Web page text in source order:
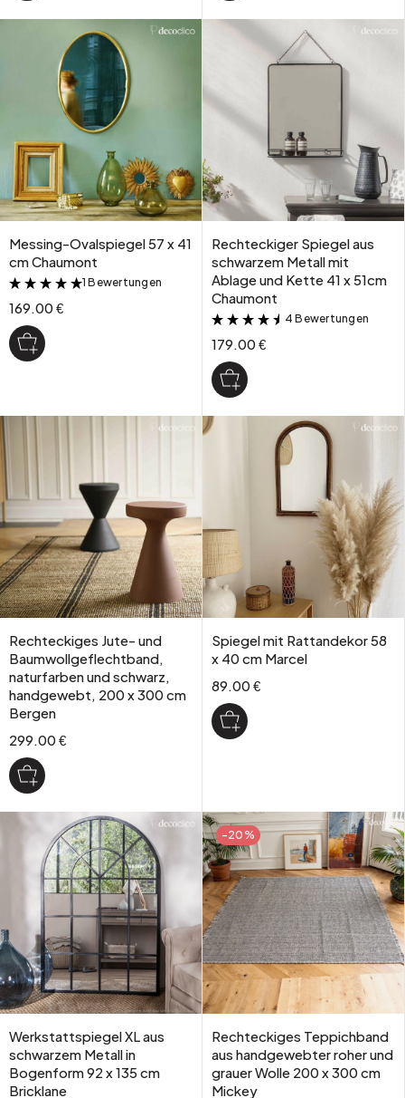
Messing-Ovalspiegel 57 x 41
cm Chaumont
&
1 Bewertungen
169.00 €
Rechteckiger Spiegel aus
schwarzem Metall mit
Ablage und Kette 41 x 51cm
Chaumont
&
4 Bewertungen
179.00 €
Rechteckiges Jute- und
Baumwollgeflechtband,
naturfarben und schwarz,
handgewebt, 200 x 300 cm
Bergen
299.00 €
Spiegel mit Rattandekor 58
x 40 cm Marcel
89.00 €
Werkstattspiegel XL aus
schwarzem Metall in
Bogenform 92 x 135 cm
Bricklane
-20%
Rechteckiges Teppichband
aus handgewebter roher und
grauer Wolle 200 x 300 cm
Mickey